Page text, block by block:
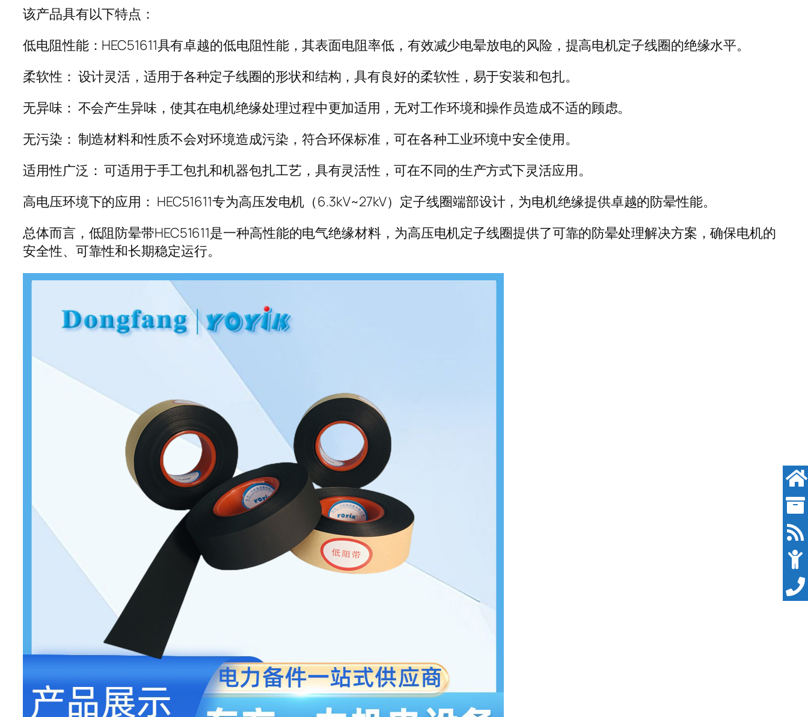
该产品具有以下特点：
低电阻性能：HEC51611具有卓越的低电阻性能，其表面电阻率低，有效减少电晕放电的风险，提高电机定子线圈的绝缘水平。
柔软性： 设计灵活，适用于各种定子线圈的形状和结构，具有良好的柔软性，易于安装和包扎。
无异味： 不会产生异味，使其在电机绝缘处理过程中更加适用，无对工作环境和操作员造成不适的顾虑。
无污染： 制造材料和性质不会对环境造成污染，符合环保标准，可在各种工业环境中安全使用。
适用性广泛： 可适用于手工包扎和机器包扎工艺，具有灵活性，可在不同的生产方式下灵活应用。
高电压环境下的应用： HEC51611专为高压发电机（6.3kV~27kV）定子线圈端部设计，为电机绝缘提供卓越的防晕性能。
总体而言，低阻防晕带HEC51611是一种高性能的电气绝缘材料，为高压电机定子线圈提供了可靠的防晕处理解决方案，确保电机的
安全性、可靠性和长期稳定运行。